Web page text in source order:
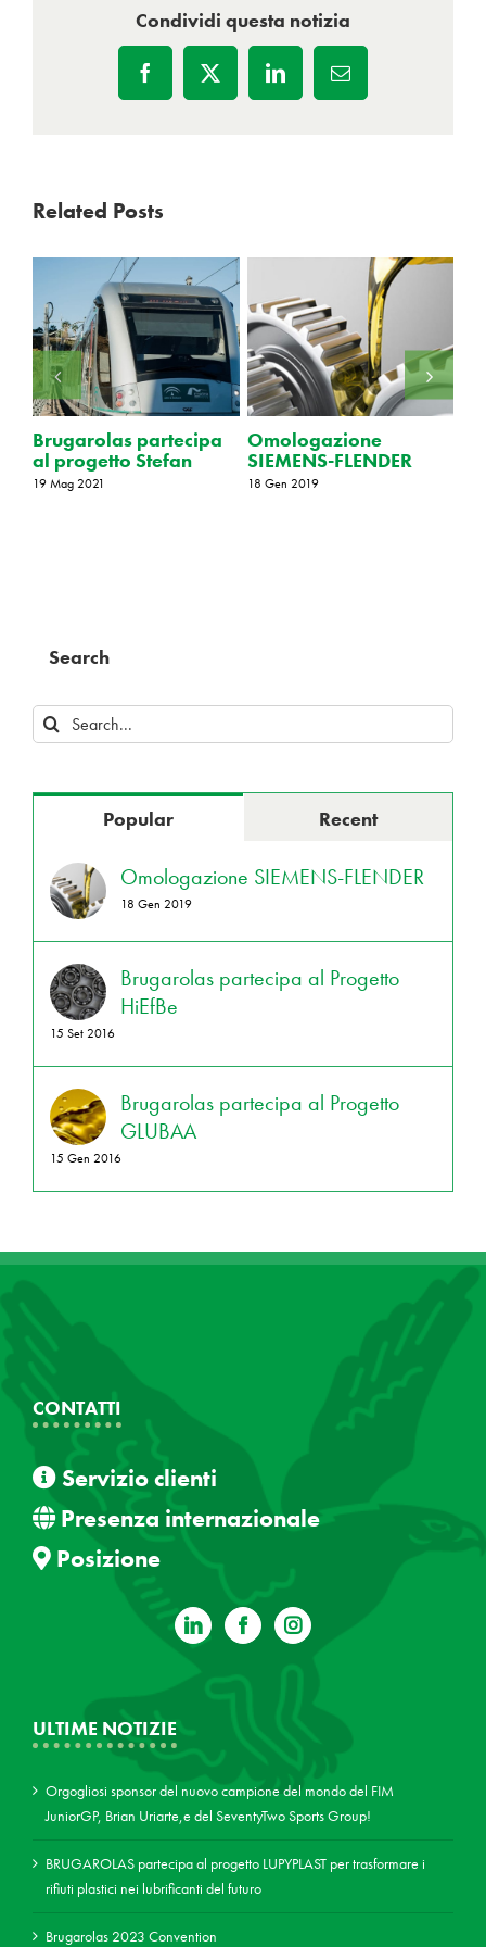
Condividi questa notizia
Facebook
X LinkedInEmail
Related Posts
Brugarolas partecipa
al progetto Stefan
19 Mag 2021
Omologazione
SIEMENS-FLENDER
18 Gen 2019
Search
Search
Popular Recent
Omologazione SIEMENS-FLENDER
18 Gen 2019
Brugarolas partecipa al Progetto
HiEfBe
15 Set 2016
Brugarolas partecipa al Progetto
GLUBAA
15 Gen 2016
CONTATTI
Servizio clienti
Presenza internazionale
Posizione
ULTIME NOTIZIE
Orgogliosi sponsor del nuovo campione del mondo del FIM
JuniorGP, Brian Uriarte,e del SeventyTwo Sports Group!
BRUGAROLAS partecipa al progetto LUPYPLAST per trasformare i
rifiuti plastici nei lubrificanti del futuro
Brugarolas 2023 Convention